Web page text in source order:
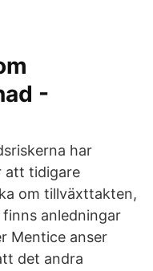
-
har
att tidigare
om tillväxttakten,
anledningar
Mentice anser
det andra